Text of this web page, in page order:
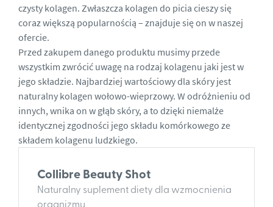
czysty kolagen. Zwłaszcza kolagen do picia cieszy się
coraz większą popularnością – znajduje się on w naszej
ofercie.
Przed zakupem danego produktu musimy przede
wszystkim zwrócić uwagę na rodzaj kolagenu jaki jest w
jego składzie. Najbardziej wartościowy dla skóry jest
naturalny kolagen wołowo-wieprzowy. W odróżnieniu od
innych, wnika on w głąb skóry, a to dzięki niemalże
identycznej zgodności jego składu komórkowego ze
składem kolagenu ludzkiego.
Collibre Beauty Shot
Naturalny suplement diety dla wzmocnienia
organizmu